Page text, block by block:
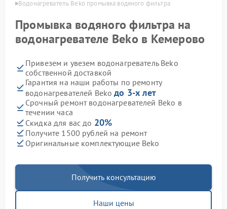
Водонагреватель Beko промывка водяного фильтра
Промывка водяного фильтра на
водонагревателе Beko в Кемерово
Привезем и увезем водонагреватель Beko
собственной доставкой
Гарантия на наши работы по ремонту
водонагревателей Bekoдо 3-х лет
Срочный ремонт водонагревателей Beko в
течении часа
Скидка для вас до 20%
Получите 1500 рублей на ремонт
Оригинальные комплектующие Beko
Получить консультацию
Наши цены